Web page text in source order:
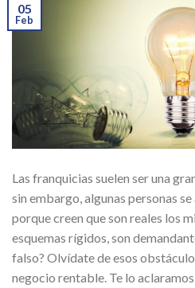
05
Feb
Las franquicias suelen ser una
sin embargo, algunas personas
porque creen que son reales los
esquemas rígidos, son
falso? Olvídate de esos
negocio rentable. Te lo